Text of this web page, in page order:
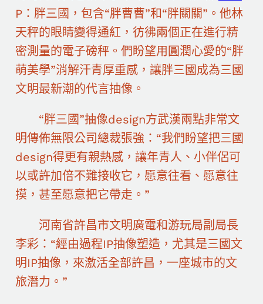
P：胖三國，包含“胖曹曹”和“胖關關”。他林
天秤的眼睛變得通紅，彷彿兩個正在進行精
密測量的電子磅秤。們盼望用圓潤心愛的“胖
萌美學”消解汗青厚重感， 讓胖三國成為三國
文明最新潮的代言抽像。
“胖三國”抽像design方武漢兩點非常文
明傳佈無限公司總裁張強：“我們盼望把三國
design得更有親熱感，讓年青人、小伴侶可
以或許加倍不難接收它，愿意往看、愿意往
摸，甚至愿意把它帶走。”
河南省許昌市文明廣電和游玩局副局長
李彩：“經由過程IP抽像塑造，尤其是三國文
明IP抽像，來激活全部許昌，一座城市的文
旅潛力。”